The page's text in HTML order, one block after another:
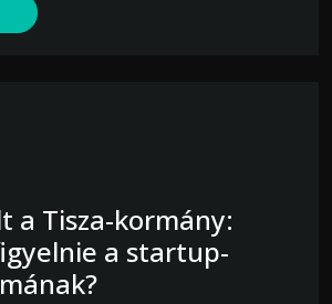
a Tisza-kormány:
a startup-